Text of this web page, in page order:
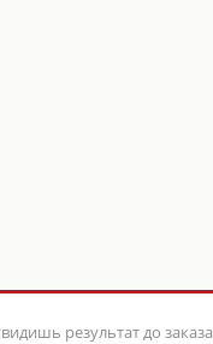
результат до заказа